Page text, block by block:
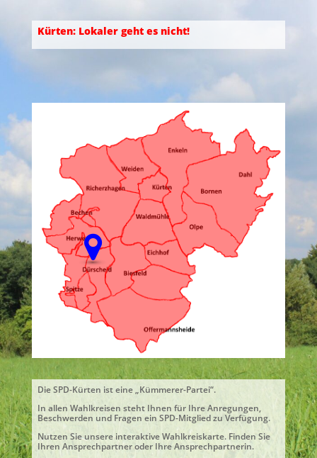
Kürten: Lokaler geht es nicht!
Die SPD-Kürten ist eine „Kümmerer-Partei“.
In allen Wahlkreisen steht Ihnen für Ihre Anregungen,
Beschwerden und Fragen ein SPD-Mitglied zu Verfügung.
Nutzen Sie unsere interaktive Wahlkreiskarte. Finden Sie
Ihren Ansprechpartner oder Ihre Ansprechpartnerin.